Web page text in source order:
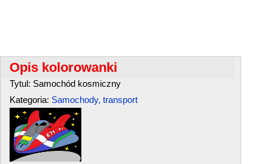
Opis kolorowanki
Tytul: Samochód kosmiczny
Kategoria: Samochody, transport